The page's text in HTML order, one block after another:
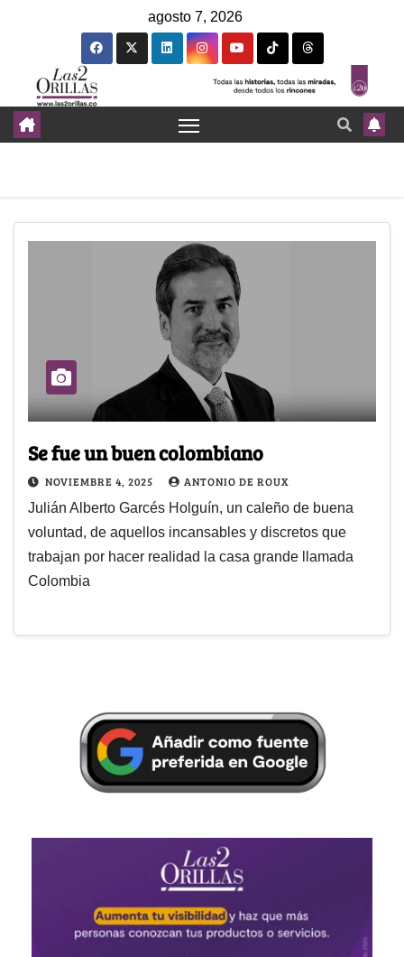
agosto 7, 2026
Se fue un buen colombiano
NOVIEMBRE 4, 2025 ANTONIO DE ROUX
Julián Alberto Garcés Holguín, un caleño de buena
voluntad, de aquellos incansables y discretos que
trabajan por hacer realidad la casa grande llamada
Colombia